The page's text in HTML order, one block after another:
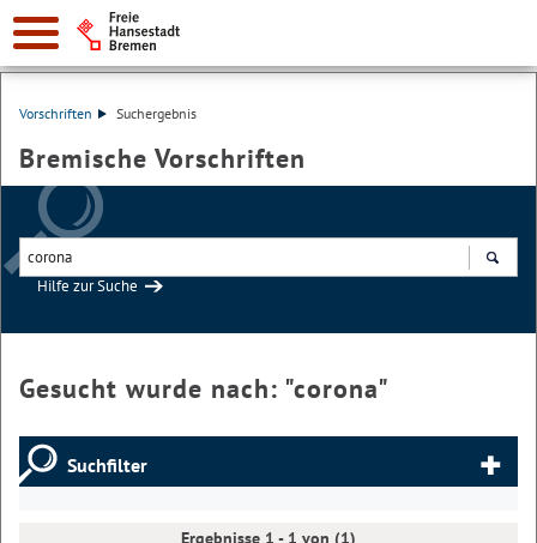
Vorschriften Suchergebnis
Bremische Vorschriften
Hilfe zur Suche
Gesucht wurde nach: "corona"
Suchfilter
Ergebnisse 1 - 1 von (1)